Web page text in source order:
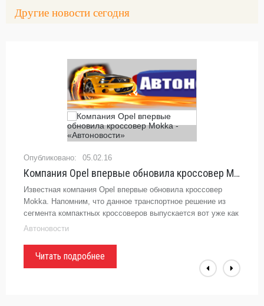
Другие новости сегодня
05.02.16
Компания Opel впервые обновила кроссовер Mokka - «Автоновости»
Известная компания Opel впервые обновила кроссовер
Mokka. Напомним, что данное транспортное решение из
сегмента компактных кроссоверов выпускается вот уже как
четыре года и стабильно пользуется спросом ...
Автоновости
Читать подробнее